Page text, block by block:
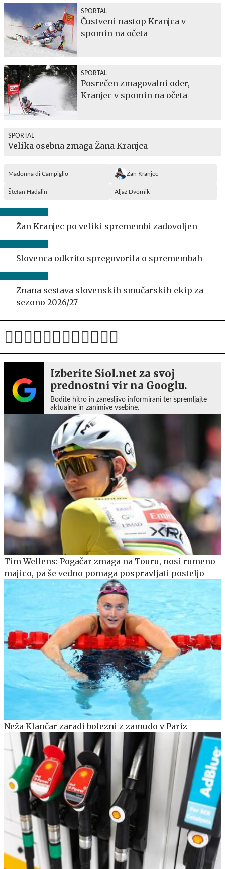
SPORTAL
Čustveni nastop Kranjca v
spomin na očeta
SPORTAL
Posrečen zmagovalni oder,
Kranjec v spomin na očeta
SPORTAL
Velika osebna zmaga Žana Kranjca
Madonna di Campiglio Žan Kranjec
Štefan Hadalin Aljaž Dvornik
Žan Kranjec po veliki spremembi zadovoljen
Slovenca odkrito spregovorila o spremembah
Znana sestava slovenskih smučarskih ekip za
sezono 2026/27
Izberite Siol.net za svoj
prednostni vir na Googlu.
Bodite hitro in zanesljivo informirani ter spremljajte
aktualne in zanimive vsebine.
Tim Wellens: Pogačar zmaga na Touru, nosi rumeno
majico, pa še vedno pomaga pospravljati posteljo
Neža Klančar zaradi bolezni z zamudo v Pariz